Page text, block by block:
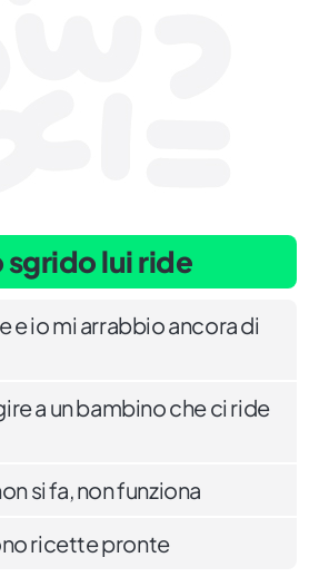
sgrido lui ride
e io mi arrabbio ancora di
a un bambino che ci ride
si fa, non funziona
ricette pronte